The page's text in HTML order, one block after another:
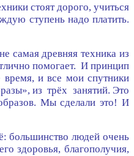
стоят дорого, учиться
ступень надо платить.
самая древняя техника из
помогает. И принцип
и все мои спутники
из трёх занятий. Это
Мы сделали это! И
большинство людей очень
здоровья, благополучия,